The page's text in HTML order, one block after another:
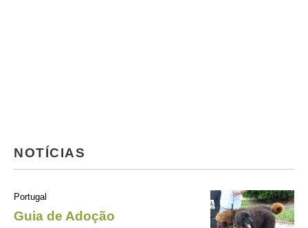
NOTÍCIAS
Portugal
Guia de Adoção